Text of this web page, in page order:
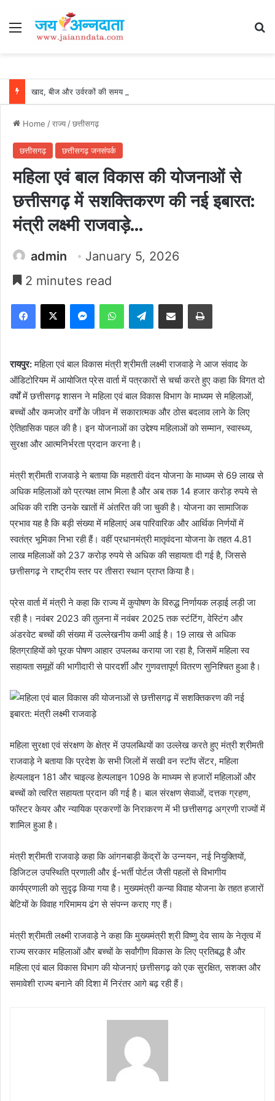
Menu
Home /राज्य/छत्तीसगढ़
छत्तीसगढ़ छत्तीसगढ़ जनसंपर्क
महिला एवं बाल विकास की योजनाओं से
छत्तीसगढ़ में सशक्तिकरण की नई इबारत:
मंत्री लक्ष्मी राजवाड़े…
admin
January 5, 2026
2 minutes read
Facebook
X MessengerWhatsAppTelegramShare via Email Print
रायपुर:महिला एवं बाल विकास मंत्री श्रीमती लक्ष्मी राजवाड़े ने आज संवाद के
ऑडिटोरियम में आयोजित प्रेस वार्ता में पत्रकारों से चर्चा करते हुए कहा कि विगत दो
वर्षों में छत्तीसगढ़ शासन ने महिला एवं बाल विकास विभाग के माध्यम से महिलाओं,
बच्चों और कमजोर वर्गों के जीवन में सकारात्मक और ठोस बदलाव लाने के लिए
ऐतिहासिक पहल की है। इन योजनाओं का उद्देश्य महिलाओं को सम्मान, स्वास्थ्य,
सुरक्षा और आत्मनिर्भरता प्रदान करना है।
मंत्री श्रीमती राजवाड़े ने बताया कि महतारी वंदन योजना के माध्यम से 69 लाख से
अधिक महिलाओं को प्रत्यक्ष लाभ मिला है और अब तक 14 हजार करोड़ रुपये से
अधिक की राशि उनके खातों में अंतरित की जा चुकी है। योजना का सामाजिक
प्रभाव यह है कि बड़ी संख्या में महिलाएं अब पारिवारिक और आर्थिक निर्णयों में
स्वतंत्र भूमिका निभा रही हैं। वहीं प्रधानमंत्री मातृवंदना योजना के तहत 4.81
लाख महिलाओं को 237 करोड़ रुपये से अधिक की सहायता दी गई है, जिससे
छत्तीसगढ़ ने राष्ट्रीय स्तर पर तीसरा स्थान प्राप्त किया है।
प्रेस वार्ता में मंत्री ने कहा कि राज्य में कुपोषण के विरुद्ध निर्णायक लड़ाई लड़ी जा
रही है। नवंबर 2023 की तुलना में नवंबर 2025 तक स्टंटिंग, वेस्टिंग और
अंडरवेट बच्चों की संख्या में उल्लेखनीय कमी आई है। 19 लाख से अधिक
हितग्राहियों को पूरक पोषण आहार उपलब्ध कराया जा रहा है, जिसमें महिला स्व
सहायता समूहों की भागीदारी से पारदर्शी और गुणवत्तापूर्ण वितरण सुनिश्चित हुआ है।
महिला सुरक्षा एवं संरक्षण के क्षेत्र में उपलब्धियों का उल्लेख करते हुए मंत्री श्रीमती
राजवाड़े ने बताया कि प्रदेश के सभी जिलों में सखी वन स्टॉप सेंटर, महिला
हेल्पलाइन 181 और चाइल्ड हेल्पलाइन 1098 के माध्यम से हजारों महिलाओं और
बच्चों को त्वरित सहायता प्रदान की गई है। बाल संरक्षण सेवाओं, दत्तक ग्रहण,
फॉस्टर केयर और न्यायिक प्रकरणों के निराकरण में भी छत्तीसगढ़ अग्रणी राज्यों में
शामिल हुआ है।
मंत्री श्रीमती राजवाड़े कहा कि आंगनबाड़ी केंद्रों के उन्नयन, नई नियुक्तियों,
डिजिटल उपस्थिति प्रणाली और ई-भर्ती पोर्टल जैसी पहलों से विभागीय
कार्यप्रणाली को सुदृढ़ किया गया है। मुख्यमंत्री कन्या विवाह योजना के तहत हजारों
बेटियों के विवाह गरिमामय ढंग से संपन्न कराए गए हैं।
मंत्री श्रीमती लक्ष्मी राजवाड़े ने कहा कि मुख्यमंत्री श्री विष्णु देव साय के नेतृत्व में
राज्य सरकार महिलाओं और बच्चों के सर्वांगीण विकास के लिए प्रतिबद्ध है और
महिला एवं बाल विकास विभाग की योजनाएं छत्तीसगढ़ को एक सुरक्षित, सशक्त और
समावेशी राज्य बनाने की दिशा में निरंतर आगे बढ़ रही हैं।